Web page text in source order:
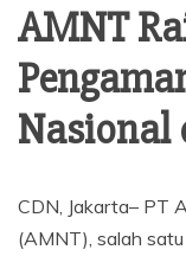
AMNT
Nasional
CDN, Jakarta– PT
(AMNT), salah